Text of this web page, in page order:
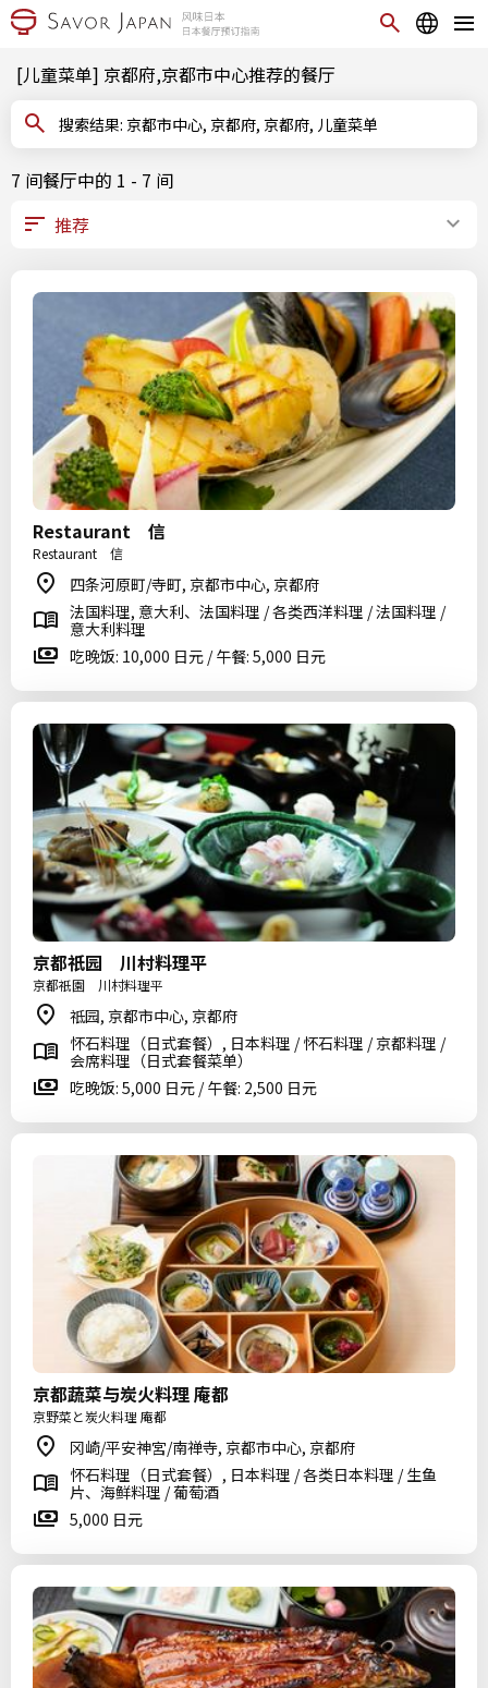
[儿童菜单] 京都府,京都市中心推荐的餐厅
搜索结果: 京都市中心, 京都府, 京都府, 儿童菜单
7 间餐厅中的 1 - 7 间
Restaurant 信
Restaurant 信
四条河原町/寺町, 京都市中心, 京都府
法国料理, 意大利、法国料理 / 各类西洋料理 / 法国料理 /
意大利料理
吃晚饭: 10,000 日元 / 午餐: 5,000 日元
京都祇园 川村料理平
京都祇園 川村料理平
祗园, 京都市中心, 京都府
怀石料理（日式套餐）, 日本料理 / 怀石料理 / 京都料理 /
会席料理（日式套餐菜单）
吃晚饭: 5,000 日元 / 午餐: 2,500 日元
京都蔬菜与炭火料理 庵都
京野菜と炭火料理 庵都
冈崎/平安神宮/南禅寺, 京都市中心, 京都府
怀石料理（日式套餐）, 日本料理 / 各类日本料理 / 生鱼
片、海鲜料理 / 葡萄酒
5,000 日元